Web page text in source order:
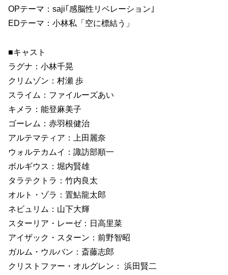
OPテーマ：saji｢感脳性リベレーション｣
EDテーマ：小林私「空に標結う」
■キャスト
ラグナ：小林千晃
クリムゾン：村瀬 歩
スライム：ファイルーズあい
キメラ：能登麻美子
ゴーレム：赤羽根健治
アルテマティア：上田麗奈
ウォルテカムイ：諏訪部順一
ボルギウス：堀内賢雄
タラテクトラ：竹内良太
オルト・ゾラ：置鮎龍太郎
ネビュリム：山下大輝
スターリア・レーゼ：日高里菜
アイザック・スターン：前野智昭
ガルム・ウルバン：斎藤志郎
クリストファー・オルグレン： 浜田賢二